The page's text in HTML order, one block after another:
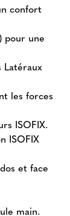
confort
pour une
les forces
ISOFIX.
ISOFIX
et face
main.